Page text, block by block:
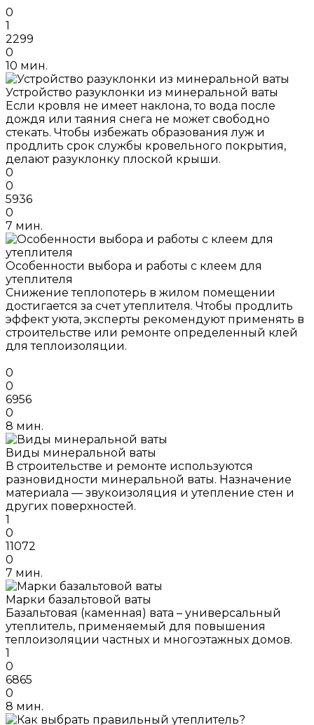
0
1
2299
0
10 мин.
Устройство разуклонки из минеральной ваты
Если кровля не имеет наклона, то вода после
дождя или таяния снега не может свободно
стекать. Чтобы избежать образования луж и
продлить срок службы кровельного покрытия,
делают разуклонку плоской крыши.
0
0
5936
0
7 мин.
Особенности выбора и работы с клеем для
утеплителя
Снижение теплопотерь в жилом помещении
достигается за счет утеплителя. Чтобы продлить
эффект уюта, эксперты рекомендуют применять в
строительстве или ремонте определенный клей
для теплоизоляции.
0
0
6956
0
8 мин.
Виды минеральной ваты
В строительстве и ремонте используются
разновидности минеральной ваты. Назначение
материала — звукоизоляция и утепление стен и
других поверхностей.
1
0
11072
0
7 мин.
Марки базальтовой ваты
Базальтовая (каменная) вата – универсальный
утеплитель, применяемый для повышения
теплоизоляции частных и многоэтажных домов.
1
0
6865
0
8 мин.